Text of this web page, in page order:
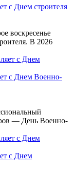
с Днем строителя
воскресенье
В 2026
с Днем Военно-
— День Военно-
с Днем